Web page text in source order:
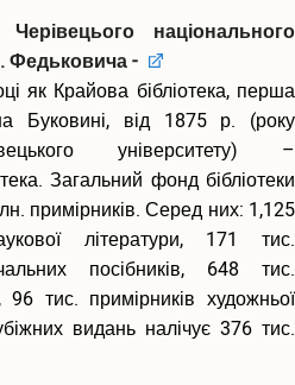
національного
Федьковича -
як Крайова бібліотека, перша
Буковині, від 1875 р. (року
університету) –
Загальний фонд бібліотеки
примірників. Серед них: 1,125
літератури, 171 тис.
посібників, 648 тис.
96 тис. примірників художньої
видань налічує 376 тис.